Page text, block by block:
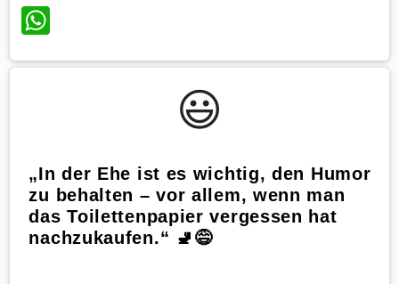
WhatsApp
😃️
„In der Ehe ist es wichtig, den Humor
zu behalten – vor allem, wenn man
das Toilettenpapier vergessen hat
nachzukaufen.“ 🚽😅